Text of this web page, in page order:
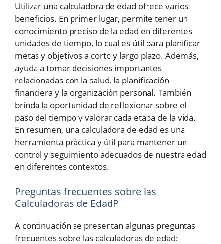
Utilizar una calculadora de edad ofrece varios
beneficios. En primer lugar, permite tener un
conocimiento preciso de la edad en diferentes
unidades de tiempo, lo cual es útil para planificar
metas y objetivos a corto y largo plazo. Además,
ayuda a tomar decisiones importantes
relacionadas con la salud, la planificación
financiera y la organización personal. También
brinda la oportunidad de reflexionar sobre el
paso del tiempo y valorar cada etapa de la vida.
En resumen, una calculadora de edad es una
herramienta práctica y útil para mantener un
control y seguimiento adecuados de nuestra edad
en diferentes contextos.
Preguntas frecuentes sobre las
Calculadoras de EdadP
A continuación se presentan algunas preguntas
frecuentes sobre las calculadoras de edad: